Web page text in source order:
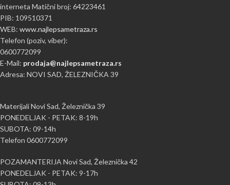
interneta Matični broj: 64223461
PIB: 109510371
WEB: www.najlepsametraza.rs
Telefon (poziv, viber):
0600772099
E-Mail: prodaja@najlepsametraza.rs
Adresa: NOVI SAD, ŽELEZNIČKA 39
Materijali Novi Sad, Železnička 39
PONEDELJAK - PETAK: 8-19h
SUBOTA: 09-14h
Telefon 0600772099
POZAMANTERIJA Novi Sad, Železnička 42
PONEDELJAK - PETAK: 9-17h